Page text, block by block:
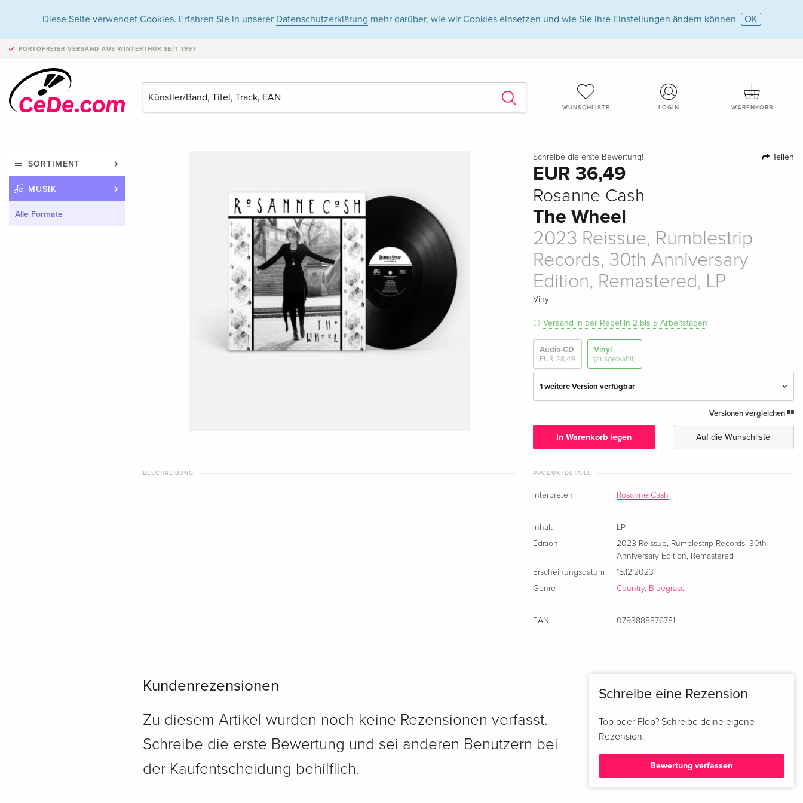
Diese Seite verwendet Cookies. Erfahren Sie in unserer Datenschutzerklärung mehr darüber, wie wir Cookies einsetzen und wie Sie Ihre Einstellungen ändern können. OK
PORTOFREIER VERSAND AUS WINTERTHUR SEIT 1997
WUNSCHLISTE LOGIN WARENKORB
SORTIMENT
MUSIK
Alle Formate
Schreibe die erste Bewertung! Teilen
EUR 36,49
Rosanne Cash
The Wheel
2023 Reissue, Rumblestrip
Records, 30th Anniversary
Edition, Remastered, LP
Vinyl
Versand in der Regel in 2 bis 5 Arbeitstagen
Audio-CD
EUR 28,49
Vinyl
(ausgewählt)
1 weitere Version verfügbar
Anniversary Edition, Remastered, LP —
(ausgewählt)
EUR 36,49
2023 Reissue, Rumblestrip Records, 30th
Versionen vergleichen
In Warenkorb legen Auf die Wunschliste
BESCHREIBUNG PRODUKTDETAILS
Interpreten Rosanne Cash
Inhalt
LP
Edition
2023 Reissue, Rumblestrip Records,30th
Anniversary Edition, Remastered
Erscheinungsdatum
15.12.2023
Genre
Country, Bluegrass
EAN 0793888876781
Kundenrezensionen
Zu diesem Artikel wurden noch keine Rezensionen verfasst.
Schreibe die erste Bewertung und sei anderen Benutzern bei
der Kaufentscheidung behilflich.
Schreibe eine Rezension
Top oder Flop? Schreibe deine eigene
Rezension.
Bewertung verfassen